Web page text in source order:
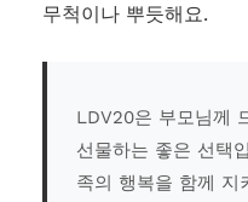
무척이나 뿌듯해요.
LDV20은 부모님께
선물하는 좋은 선택
족의 행복을 함께 지